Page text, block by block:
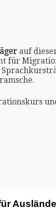
auf
für